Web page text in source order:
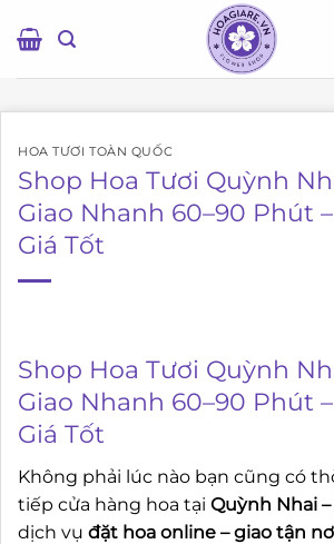
qua
HOA TƯƠI TOÀN QUỐC
Shop Hoa Tươi Quỳnh
Giao Nhanh 60–90 Phút
Giá Tốt
Shop Hoa Tươi Quỳnh
Giao Nhanh 60–90 Phút
Giá Tốt
Không phải lúc nào bạn cũng có
tiếp cửa hàng hoa tại Quỳnh Nhai –
dịch vụ đặt hoa online – giao tận